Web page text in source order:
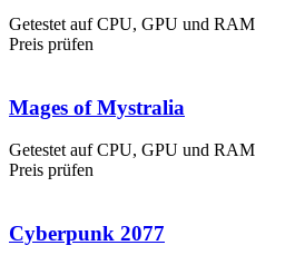
Getestet auf CPU, GPU und RAM
Preis prüfen
Mages of Mystralia
Getestet auf CPU, GPU und RAM
Preis prüfen
Cyberpunk 2077